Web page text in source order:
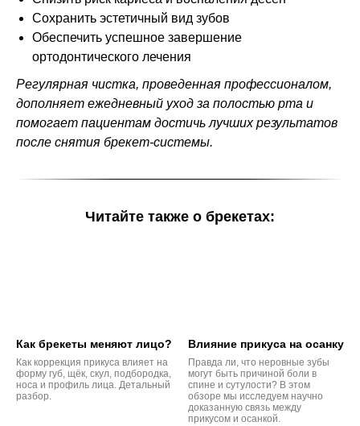
Сохранить эстетичный вид зубов
Обеспечить успешное завершение
ортодонтического лечения
Регулярная чистка, проведенная профессионалом,
дополняет ежедневный уход за полостью рта и
помогает пациентам достичь лучших результатов
после снятия брекет-системы.
Читайте также о брекетах:
Как брекеты меняют лицо?
Как коррекция прикуса влияет на
форму губ, щёк, скул, подбородка,
носа и профиль лица. Детальный
разбор.
Влияние прикуса на осанку
Правда ли, что неровные зубы
могут быть причиной боли в
спине и сутулости? В этом
обзоре мы исследуем научно
доказанную связь между
прикусом и осанкой.